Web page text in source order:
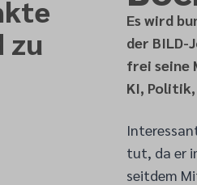
Es wird
der BILD-
frei seine
KI,
tut, da er
seitdem
zu